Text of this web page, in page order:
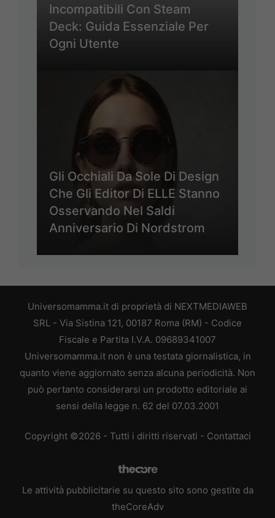
Incompatibili Con Steam
Deck: Guida Essenziale Per
Ogni Utente
Gli Occhiali Da Sole Di Design
Che Gli Editor Di ELLE Stanno
Osservando Nel Saldi
Anniversario Di Nordstrom
Universomamma.it di proprietà di NEXTMEDIAWEB
SRL - Via Sistina 121, 00187 Roma (RM) - Codice
Fiscale e Partita I.V.A. 09689341007
Universomamma.it non è una testata giornalistica, in
quanto viene aggiornato senza alcuna periodicità. Non
può pertanto considerarsi un prodotto editoriale ai
sensi della legge n. 62 del 07.03.2001
Copyright ©2026 - Tutti i diritti riservati - Contattaci
Le attività pubblicitarie su questo sito sono gestite da
theCoreAdv